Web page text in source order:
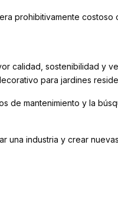
prohibitivamente costoso
calidad, sostenibilidad y
para jardines
mantenimiento y la
una industria y crear